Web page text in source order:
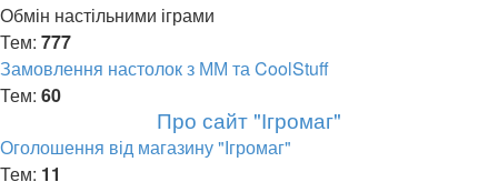
Обмін настільними іграми
Тем: 777
Замовлення настолок з ММ та CoolStuff
Тем: 60
Про сайт "Ігромаг"
Оголошення від магазину "Ігромаг"
Тем: 11